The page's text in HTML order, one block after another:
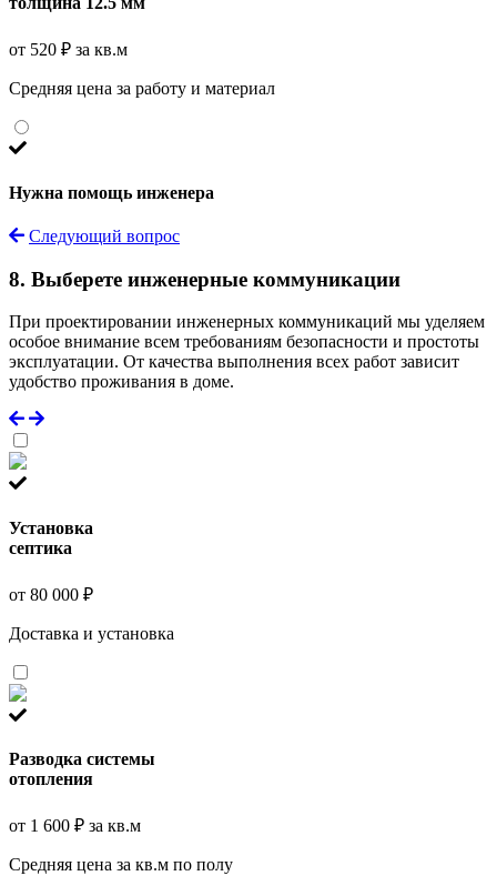
от 520 ₽ за кв.м
Средняя цена за работу и материал
Нужна помощь инженера
Следующий вопрос
8. Выберете инженерные коммуникации
При проектировании инженерных коммуникаций мы уделяем
особое внимание всем требованиям безопасности и простоты
эксплуатации. От качества выполнения всех работ зависит
удобство проживания в доме.
Установка
септика
от 80 000 ₽
Доставка и установка
Разводка системы
отопления
от 1 600 ₽ за кв.м
Средняя цена за кв.м по полу